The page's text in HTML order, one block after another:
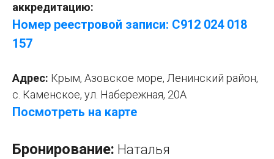
аккредитацию:
Номер реестровой записи: С912 024 018
157
Адрес: Крым, Азовское море, Ленинский район,
с. Каменское, ул. Набережная, 20А
Посмотреть на карте
Бронирование: Наталья